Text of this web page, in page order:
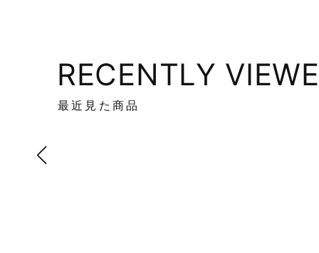
RECENTLY
最近見た商品